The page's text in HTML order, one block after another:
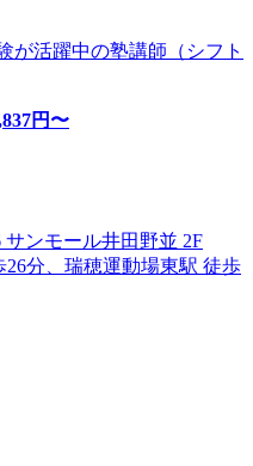
が活躍中の塾講師（シフト
円〜
ンモール井田野並 2F
分、瑞穂運動場東駅 徒歩